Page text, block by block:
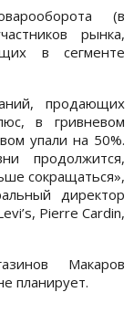
(в
рынка,
в сегменте
продающих
в гривневом
упали на 50%.
продолжится,
сокращаться»,
директор
Pierre Cardin,
Макаров
планирует.